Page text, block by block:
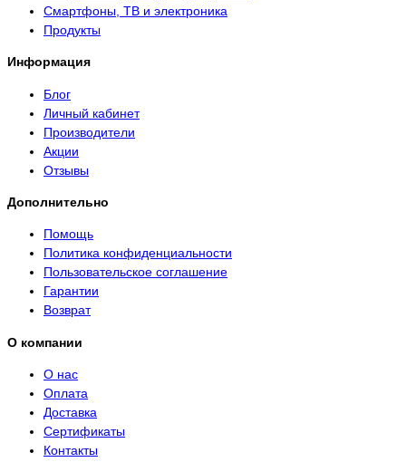
Смартфоны, ТВ и электроника
Продукты
Информация
Блог
Личный кабинет
Производители
Акции
Отзывы
Дополнительно
Помощь
Политика конфиденциальности
Пользовательское соглашение
Гарантии
Возврат
О компании
О нас
Оплата
Доставка
Сертификаты
Контакты